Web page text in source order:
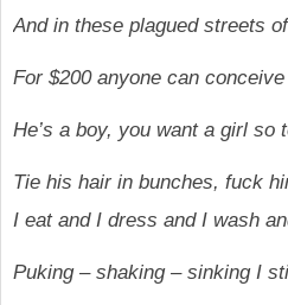
And in these plagued streets
For $200 anyone can
He’s a boy, you want a girl so
Tie his hair in bunches, fuck
I eat and I dress and I wash
Puking – shaking – sinking I